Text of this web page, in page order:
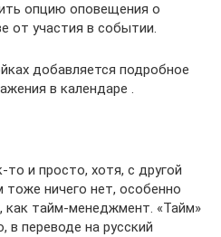
опцию оповещения о
от участия в событии.
добавляется подробное
в календаре .
и просто, хотя, с другой
ничего нет, особенно
как тайм-менеджмент. «Тайм»
в переводе на русский